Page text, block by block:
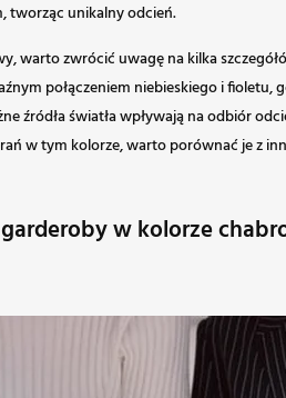
tworząc unikalny odcień.
warto zwrócić uwagę na kilka
połączeniem niebieskiego i
źródła światła wpływają na odbiór
w tym kolorze, warto porównać je z
w kolorze